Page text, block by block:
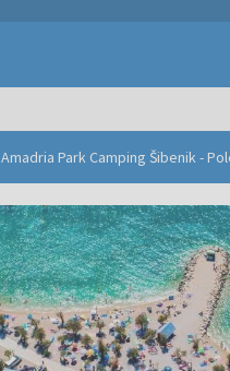
Amadria Park Camping Šibenik -